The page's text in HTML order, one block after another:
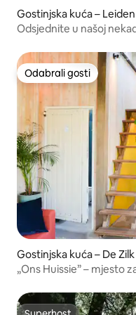
Gostinjska kuća – Leiden
Odsjednite u našoj
Odabrali gosti
Odabrali gosti
Gostinjska kuća – De Zilk
„Ons Huissie” – mjesto